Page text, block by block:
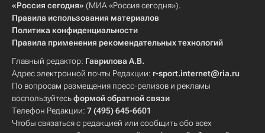
«Россия сегодня» (МИА «Россия сегодня»).
Правила использования материалов
Политика конфиденциальности
Правила применения рекомендательных технологий
Главный редактор: Гаврилова А.В.
Адрес электронной почты Редакции: r-sport.internet@ria.ru
По вопросам размещения пресс-релизов и рекламы
воспользуйтесьформой обратной связи
Телефон Редакции: 7 (495) 645-6601
Чтобы связаться с редакцией или сообщить обо всех